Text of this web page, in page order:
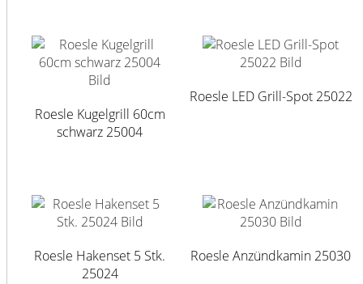
Roesle Kugelgrill 60cm
schwarz 25004
Roesle LED Grill-Spot 25022
Roesle Hakenset 5 Stk.
25024
Roesle Anzündkamin 25030